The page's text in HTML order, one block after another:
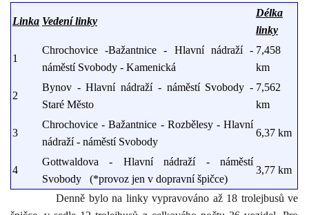
Linka Vedení linky
Délka
linky
1
Chrochovice-Bažantnice - Hlavní nádraží -
náměstí Svobody - Kamenická
7,458
km
2
Bynov - Hlavní nádraží - náměstí Svobody -
Staré Město
7,562
km
3
Chrochovice- Bažantnice - Rozbělesy - Hlavní
nádraží - náměstí Svobody
6,37 km
4
Gottwaldova- Hlavní nádraží -náměstí
Svobody
(*provoz jen v dopravní špičce)
3,77 km
Denně bylo na linky vypravováno až 18 trolejbusů ve